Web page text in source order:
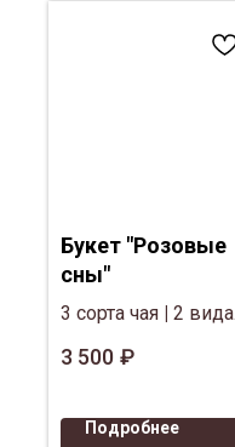
Букет "Розовые
сны"
3 сорта чая
2 вида
шоколад
сухоцветы (БЕЗ
3 500 ₽
Подробнее